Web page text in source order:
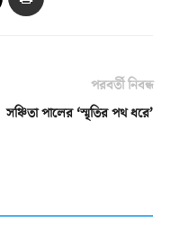
পরবর্তী নিবন্ধ
সঞ্চিতা পালের ‘স্মৃতির পথ ধরে’